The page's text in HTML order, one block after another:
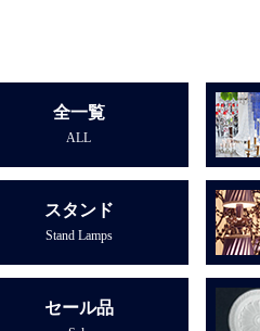
全一覧
ALL
スタンド
Stand Lamps
セール品